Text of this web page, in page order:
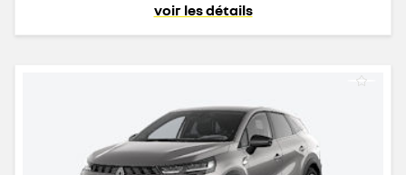
voir les détails